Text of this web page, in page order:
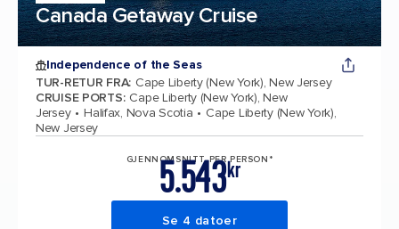
Canada Getaway Cruise
Independence of the Seas
TUR-RETUR FRA: Cape Liberty (New York), New Jersey
CRUISE PORTS: Cape Liberty (New York), New
Jersey
Halifax, Nova Scotia
Cape Liberty (New York),
New Jersey
GJENNOMSNITT PER PERSON*
kr
5.543
Se 4 datoer